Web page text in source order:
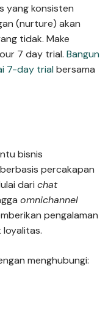
yang konsisten
(nurture) akan
tidak. Make
7 day trial. Bangun
7-day trial bersama
bisnis
percakapan
dari chat
omnichannel
pengalaman
menghubungi: